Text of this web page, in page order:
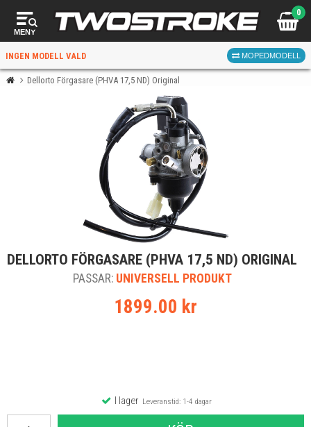
MENY
0
INGEN MODELL VALD MOPEDMODELL
VÄLJ MOPEDFÖR RÄTT DELAR
VÄLJ
När du valt kommer butiken visa delar för vald moped
och universella produkter.
Dellorto Förgasare (PHVA 17,5 ND) Original
DELLORTO FÖRGASARE (PHVA 17,5 ND) ORIGINAL
PASSAR: UNIVERSELL PRODUKT
1899.00 kr
I lagerLeveranstid: 1-4 dagar